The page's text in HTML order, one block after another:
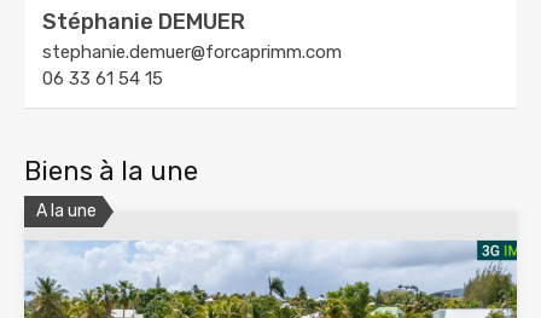
Stéphanie DEMUER
stephanie.demuer@forcaprimm.com
06 33 61 54 15
Biens à la une
A la une